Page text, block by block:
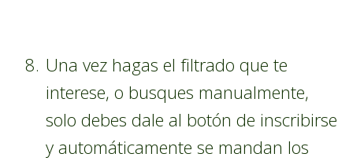
Una vez hagas el filtrado que te
interese, o busques manualmente,
solo debes dale al botón de inscribirse
y automáticamente se mandan los